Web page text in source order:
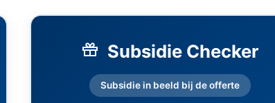
Subsidie Checker
Subsidie in beeld bij de offerte